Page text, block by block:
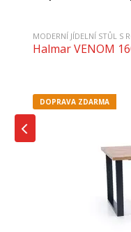
MODERNÍ JÍDELNÍ STŮL S
Halmar VENOM
DOPRAVA ZDARMA